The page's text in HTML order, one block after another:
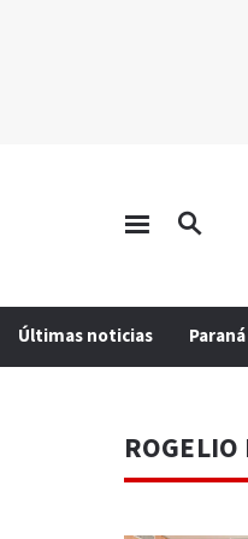
Últimas noticias Paraná
ROGELIO